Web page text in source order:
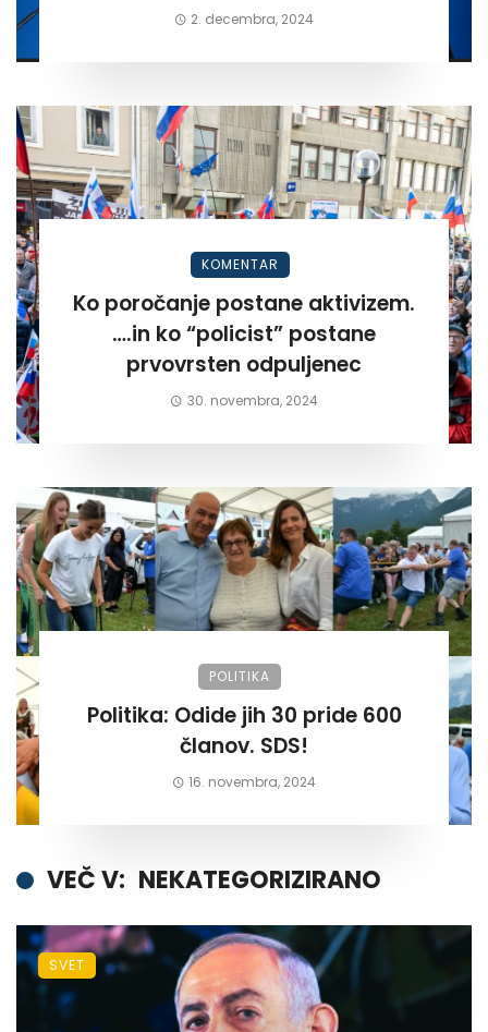
2. decembra, 2024
KOMENTAR
Ko poročanje postane aktivizem.
….in ko “policist” postane
prvovrsten odpuljenec
30. novembra, 2024
POLITIKA
Politika: Odide jih 30 pride 600
članov. SDS!
16. novembra, 2024
VEČ V: NEKATEGORIZIRANO
SVET